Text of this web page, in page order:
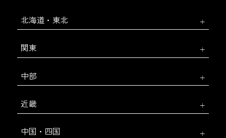
北海道・東北
関東
中部
近畿
中国・四国